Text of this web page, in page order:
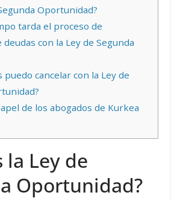
Oportunidad?
tarda el proceso de
deudas con la Ley de Segunda
puedo cancelar con la Ley de
de los abogados de Kurkea
la Ley de
Oportunidad?